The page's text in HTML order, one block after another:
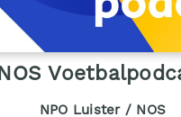
NOS
NPO Luister / NOS